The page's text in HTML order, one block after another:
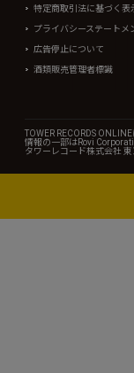
特定商取引法に基づく表
プライバシーステートメ
広告停止について
酒類販売管理者標識
TOWER RECORDS
情報の一部はRovi
タワーレコード株式会社